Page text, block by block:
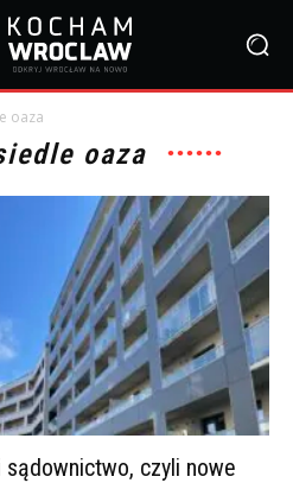
oaza
oaza
sądownictwo, czyli nowe